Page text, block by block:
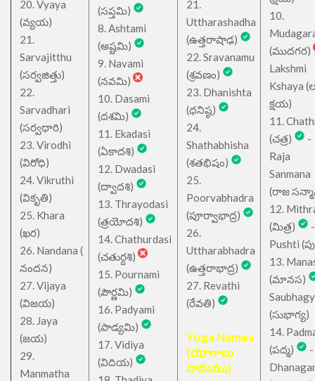
20. Vyaya
(వ్యయ)
21.
Sarvajitthu
(సర్వజిత్తు)
22.
Sarvadhari
(సర్వధారి)
23. Virodhi
(విరోధి)
24. Vikruthi
(వికృతి)
25. Khara
(ఖర)
26. Nandana (
నందన)
27. Vijaya
(విజయ)
28. Jaya
(జయ)
29.
Manmatha
(సప్తమి)
8. Ashtami
(అష్టమి)
9. Navami
(నవమి)
10. Dasami
(దశమి)
11. Ekadasi
(ఏకాదశి)
12. Dwadasi
(ద్వాదశి)
13. Thrayodasi
(త్రయోదశి)
14. Chathurdasi
(చతుర్దశి)
15. Pournami
(పౌర్ణమి)
16. Padyami
(పాడ్యమి)
17. Vidiya
(విదియ)
21.
Uttharashadha
(ఉత్తరాషాఢ)
22. Sravanamu
(శ్రవణం)
23. Dhanishta
(ధనిష్ఠ)
24.
Shathabhisha
(శతభిషం)
25.
Poorvabhadra
(పూర్వాభాద్ర)
26.
Uttharabhadra
(ఉత్తరాభాద్ర)
27. Revathi
(రేవతి)
Yoga Names
(యోగాలు
నామము)
10.
(ముదగర)
Lakshmi
Kshaya
క్షయ)
11.
(చత్ర)
-
Raja
Sanmana
(రాజ
12.
(మిత్ర)
-
Pushti
13.
(మానస)
(సుభాగ్య)
14.
(పద్మ)
-